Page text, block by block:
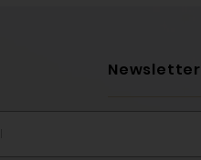
Newsletter